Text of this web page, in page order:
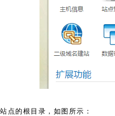
点的根目录，如图所示：